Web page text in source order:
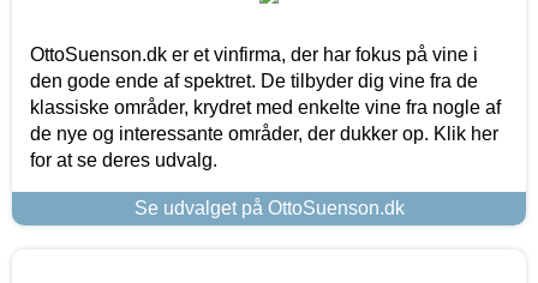
OttoSuenson.dk er et vinfirma, der har fokus på vine i
den gode ende af spektret. De tilbyder dig vine fra de
klassiske områder, krydret med enkelte vine fra nogle af
de nye og interessante områder, der dukker op. Klik her
for at se deres udvalg.
Se udvalget på OttoSuenson.dk